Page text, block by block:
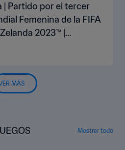
| Partido por el tercer
Femenina de la FIFA
2023™ |
MÁS
Mostrar todo